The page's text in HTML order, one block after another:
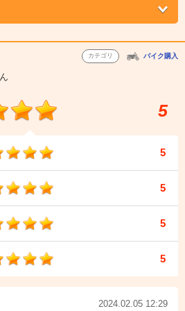
カテゴリ バイク購入
5
5
5
5
5
2024.02.05 12:29